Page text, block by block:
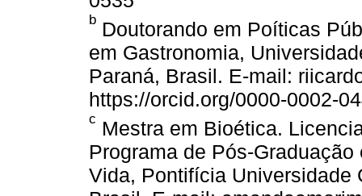
b Doutorando em Poíticas
em Gastronomia,
Paraná, Brasil. E-mail:
https://orcid.org/0000-0002-
c Mestra em Bioética.
Programa de Pós-
Vida, Pontifícia Universidade